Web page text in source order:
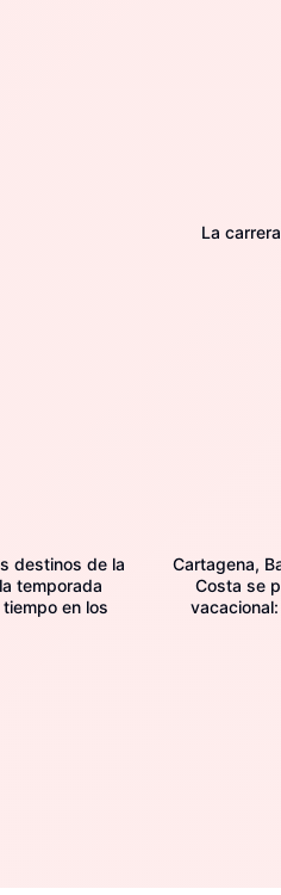
La
destinos de la
temporada
en los
Cartagena,
Costa se